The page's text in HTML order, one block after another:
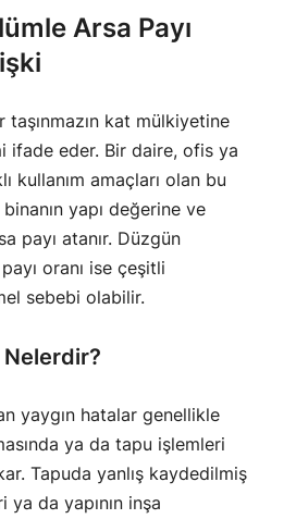
Arsa Payı
taşınmazın kat mülkiyetine
ifade eder. Bir daire, ofis ya
kullanım amaçları olan bu
yapı değerine ve
payı atanır. Düzgün
oranı ise çeşitli
sebebi olabilir.
Nelerdir?
yaygın hatalar genellikle
ya da tapu işlemleri
Tapuda yanlış kaydedilmiş
da yapının inşa